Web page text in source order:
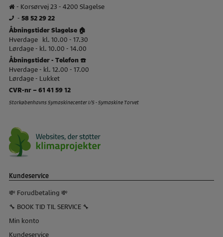
- Korsørvej 23 - 4200 Slagelse
- 58 52 29 22
Åbningstider Slagelse 🏠
Hverdage kl. 10.00 - 17.30
Lørdage - kl. 10.00 - 14.00
Åbningstider - Telefon ☎️
Hverdage - kl. 12.00 - 17.00
Lørdage - Lukket
CVR-nr – 61 41 59 12
Storkøbenhavns Symaskinecenter I/S - Symaskine Torvet
Kundeservice
💸 Forudbetaling 💸
🔧 BOOK TID TIL SERVICE 🔧
Min konto
Kundeservice